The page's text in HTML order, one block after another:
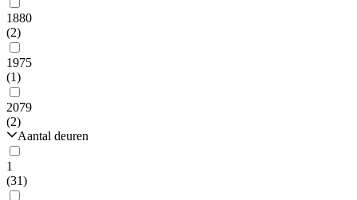
1880
(2)
1975
(1)
2079
(2)
Aantal deuren
1
(31)